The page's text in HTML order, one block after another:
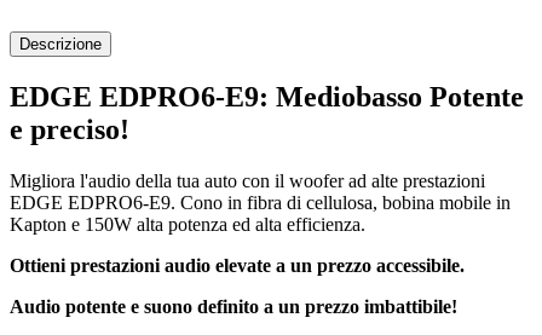
Descrizione
EDGE EDPRO6-E9: Mediobasso Potente
e preciso!
Migliora l'audio della tua auto con il woofer ad alte prestazioni
EDGE EDPRO6-E9. Cono in fibra di cellulosa, bobina mobile in
Kapton e 150W alta potenza ed alta efficienza.
Ottieni prestazioni audio elevate a un prezzo accessibile.
Audio potente e suono definito a un prezzo imbattibile!